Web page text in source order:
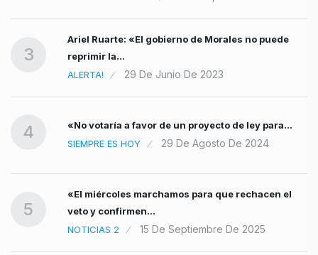
3
Ariel Ruarte: «El gobierno de Morales no puede
reprimir la…
ALERTA!
29 De Junio De 2023
4
«No votaría a favor de un proyecto de ley para…
SIEMPRE ES HOY
29 De Agosto De 2024
5
«El miércoles marchamos para que rechacen el
veto y confirmen…
NOTICIAS 2
15 De Septiembre De 2025